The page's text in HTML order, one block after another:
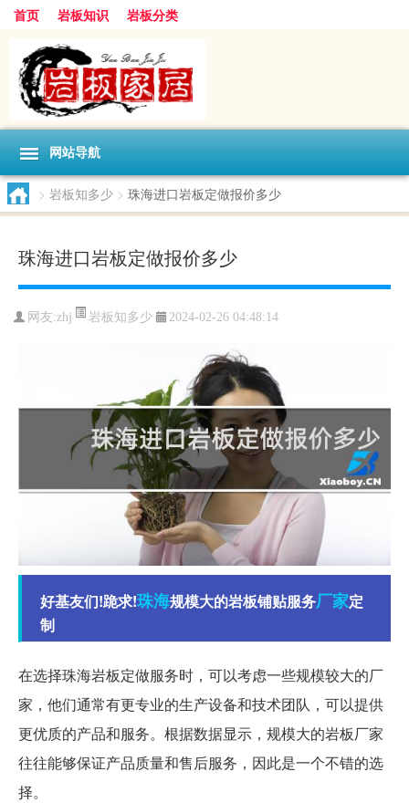
首页 岩板知识 岩板分类
网站导航
> 岩板知多少 > 珠海进口岩板定做报价多少
珠海进口岩板定做报价多少
网友:zhj 岩板知多少 2024-02-26 04:48:14
好基友们!跪求!珠海规模大的岩板铺贴服务厂家定
制
在选择珠海岩板定做服务时，可以考虑一些规模较大的厂
家，他们通常有更专业的生产设备和技术团队，可以提供
更优质的产品和服务。根据数据显示，规模大的岩板厂家
往往能够保证产品质量和售后服务，因此是一个不错的选
择。